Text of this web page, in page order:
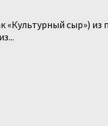
сыр»)